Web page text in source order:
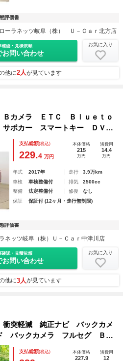
評価書
ーラネッツ岐阜（株） Ｕ－Ｃａｒ北方店
確認・見積依頼
お問い合わせ
お気に入り
他に2人が見ています
カメラ ＥＴＣ Ｂｌｕｅｔｏ
ポカー スマートキー ＤＶＤ
ート クルコン スマートエン
支払総額(税込)
229.4 万円
本体価格
215
万円
諸費用
14.4
万円
年式 2017年 走行
3.9万km
車検
車検整備付 排気
2500cc
整備
法定整備付 修復
なし
保証
保証付 (12ヶ月・走行無制限)
評価書
ネッツ岐阜（株）Ｕ－Ｃａｒ中津川店
確認・見積依頼
お問い合わせ
お気に入り
他に3人が見ています
突軽減 純正ナビ バックカメ
バックカメラ フルセグ Ｂｌ
Ｂ入力端子 デュアルオートエ
トキー
支払総額(税込) 本体価格
227.9
諸費用
12